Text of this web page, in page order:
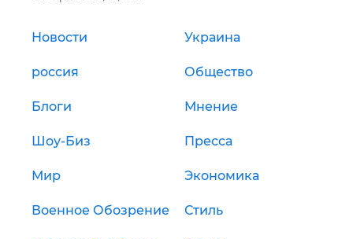
Новости Украина
россия Общество
Блоги Мнение
Шоу-Биз Пресса
Мир Экономика
Военное Обозрение Стиль